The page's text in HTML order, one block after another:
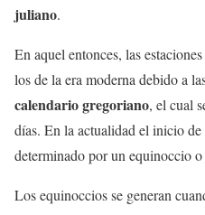
juliano.
En aquel entonces, las
los de la era moderna debido a
calendario gregoriano, el cual
días. En la actualidad el inicio de
determinado por un equinoccio
Los equinoccios se generan